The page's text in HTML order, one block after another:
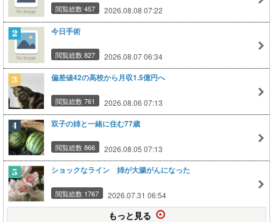
閲覧総数 457 2026.08.08 07:22
今日手術
閲覧総数 827 2026.08.07 06:34
偏差値42の高校から月収1.5億円へ
閲覧総数 761 2026.08.06 07:13
双子の姉と一緒に住む77歳
閲覧総数 866 2026.08.05 07:13
ショックなライン 姉が大腸がんになった
閲覧総数 1767 2026.07.31 06:54
もっと見る